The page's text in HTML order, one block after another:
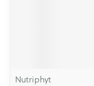
Nutriphyt